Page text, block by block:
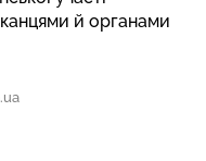
й органами